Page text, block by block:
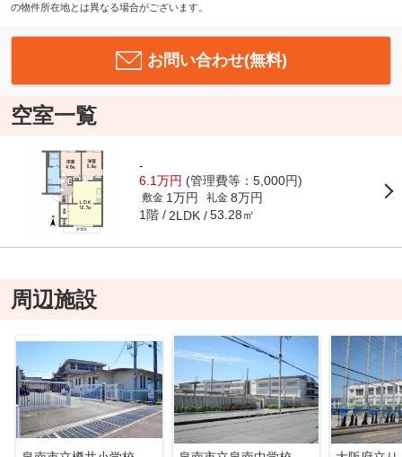
の物件所在地とは異なる場合がございます。
お問い合わせ(無料)
空室一覧
-
6.1万円 (管理費等：5,000円)
敷金 1万円 礼金 8万円
1階 2LDK 53.28㎡
周辺施設